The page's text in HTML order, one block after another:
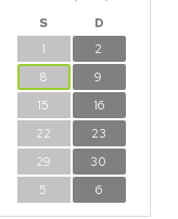
S
D
1
2
8
9
15
16
22
23
29
30
5 6